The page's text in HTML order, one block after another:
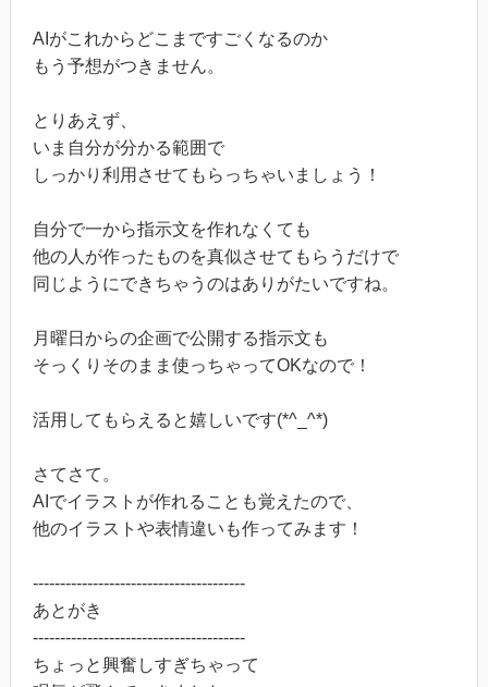
AIがこれからどこまですごくなるのか
もう予想がつきません。
とりあえず、
いま自分が分かる範囲で
しっかり利用させてもらっちゃいましょう！
自分で一から指示文を作れなくても
他の人が作ったものを真似させてもらうだけで
同じようにできちゃうのはありがたいですね。
月曜日からの企画で公開する指示文も
そっくりそのまま使っちゃってOKなので！
活用してもらえると嬉しいです(*^_^*)
さてさて。
AIでイラストが作れることも覚えたので、
他のイラストや表情違いも作ってみます！
---------------------------------------
あとがき
---------------------------------------
ちょっと興奮しすぎちゃって